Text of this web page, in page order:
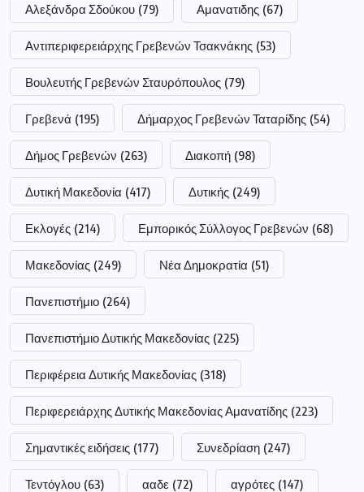
Αλεξάνδρα Σδούκου (79) Αμανατιδης (67)
Αντιπεριφερειάρχης Γρεβενών Τσακνάκης (53)
Βουλευτής Γρεβενών Σταυρόπουλος (79)
Γρεβενά (195) Δήμαρχος Γρεβενών Ταταρίδης (54)
Δήμος Γρεβενών (263) Διακοπή (98)
Δυτική Μακεδονία (417) Δυτικής (249)
Εκλογές (214) Εμπορικός Σύλλογος Γρεβενών (68)
Μακεδονίας (249) Νέα Δημοκρατία (51)
Πανεπιστήμιο (264)
Πανεπιστήμιο Δυτικής Μακεδονίας (225)
Περιφέρεια Δυτικής Μακεδονίας (318)
Περιφερειάρχης Δυτικής Μακεδονίας Αμανατίδης (223)
Σημαντικές ειδήσεις (177) Συνεδρίαση (247)
Τεντόγλου (63) ααδε (72) αγρότες (147)